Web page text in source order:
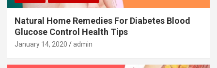
Natural Home Remedies For Diabetes Blood
Glucose Control Health Tips
January 14, 2020 admin